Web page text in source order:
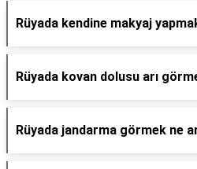
Rüyada kendine makyaj
Rüyada kovan dolusu arı
Rüyada jandarma görmek ne